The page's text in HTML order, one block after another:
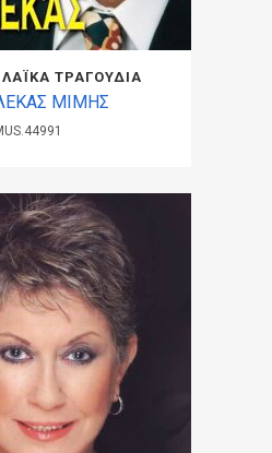
ΤΡΑΓΟΥΔΙΑ
ΜΙΜΗΣ